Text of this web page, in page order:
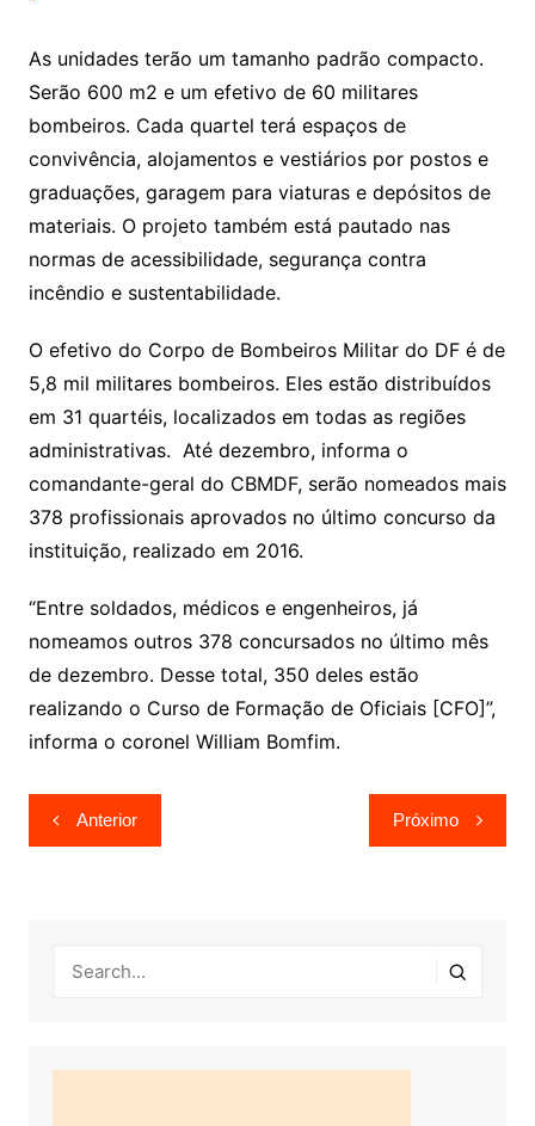
As unidades terão um tamanho padrão compacto.
Serão 600 m2 e um efetivo de 60 militares
bombeiros. Cada quartel terá espaços de
convivência, alojamentos e vestiários por postos e
graduações, garagem para viaturas e depósitos de
materiais. O projeto também está pautado nas
normas de acessibilidade, segurança contra
incêndio e sustentabilidade.
O efetivo do Corpo de Bombeiros Militar do DF é de
5,8 mil militares bombeiros. Eles estão distribuídos
em 31 quartéis, localizados em todas as regiões
administrativas. Até dezembro, informa o
comandante-geral do CBMDF, serão nomeados mais
378 profissionais aprovados no último concurso da
instituição, realizado em 2016.
“Entre soldados, médicos e engenheiros, já
nomeamos outros 378 concursados no último mês
de dezembro. Desse total, 350 deles estão
realizando o Curso de Formação de Oficiais [CFO]”,
informa o coronel William Bomfim.
Navegação
de
Anterior Próximo